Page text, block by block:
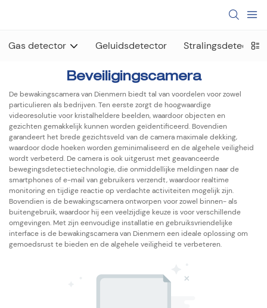
Gas detector Geluidsdetector Stralingsdetector
Beveiligingscamera
De bewakingscamera van Dienmern biedt tal van voordelen voor zowel
particulieren als bedrijven. Ten eerste zorgt de hoogwaardige
videoresolutie voor kristalheldere beelden, waardoor objecten en
gezichten gemakkelijk kunnen worden geïdentificeerd. Bovendien
garandeert het brede gezichtsveld van de camera maximale dekking,
waardoor dode hoeken worden geminimaliseerd en de algehele veiligheid
wordt verbeterd. De camera is ook uitgerust met geavanceerde
bewegingsdetectietechnologie, die onmiddellijke meldingen naar de
smartphones of e-mail van gebruikers verzendt, waardoor realtime
monitoring en tijdige reactie op verdachte activiteiten mogelijk zijn.
Bovendien is de bewakingscamera ontworpen voor zowel binnen- als
buitengebruik, waardoor hij een veelzijdige keuze is voor verschillende
omgevingen. Met zijn eenvoudige installatie en gebruiksvriendelijke
interface is de bewakingscamera van Dienmern een ideale oplossing om
gemoedsrust te bieden en de algehele veiligheid te verbeteren.